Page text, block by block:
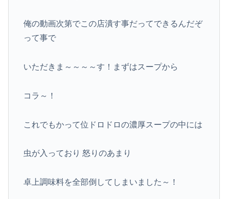
俺の動画次第でこの店潰す事だってできるんだぞ
って事で
いただきま～～～～す！まずはスープから
コラ～！
これでもかって位ドロドロの濃厚スープの中には
虫が入っており 怒りのあまり
卓上調味料を全部倒してしまいました～！